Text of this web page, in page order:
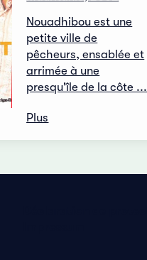
Nouadhibou est une
petite ville de
pêcheurs, ensablée et
arrimée à une
presqu'île de la côte ...
Plus